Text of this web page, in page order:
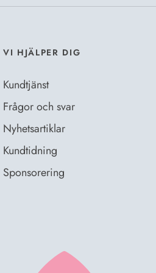
VI HJÄLPER DIG
Kundtjänst
Frågor och svar
Nyhetsartiklar
Kundtidning
Sponsorering